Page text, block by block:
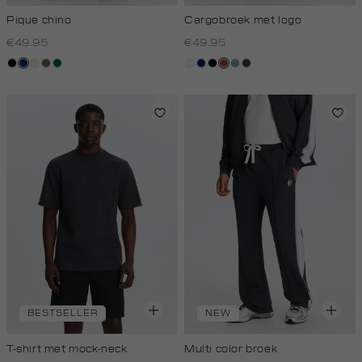
Pique chino
€49.95
zwartdonkerblauw
kit,middenbruin
donkergroen
Cargobroek met logo
€49.95
creme,
donkerblauw
zwart
bruin
salieantraciet
BESTSELLER
T-shirt met mock-neck
NEW
Multi color broek